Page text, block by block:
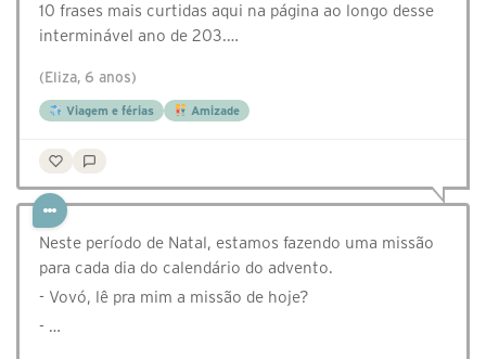
10 frases mais curtidas aqui na página ao longo desse
interminável ano de 203.…
(Eliza, 6 anos)
Viagem e férias Amizade
Neste período de Natal, estamos fazendo uma missão
para cada dia do calendário do advento.
- Vovó, lê pra mim a missão de hoje?
- …